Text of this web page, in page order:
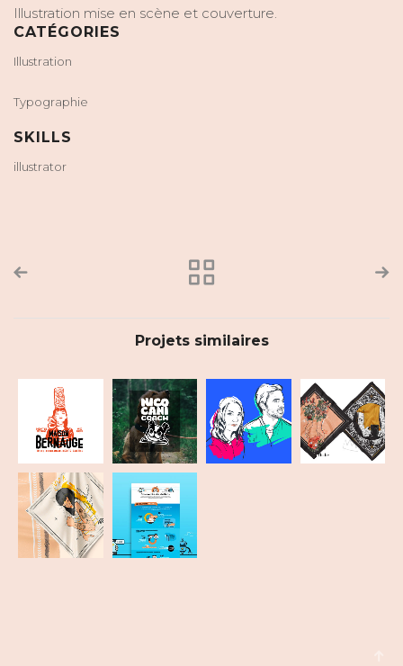
Illustration mise en scène et couverture.
CATÉGORIES
Illustration
Typographie
SKILLS
illustrator
Projets similaires